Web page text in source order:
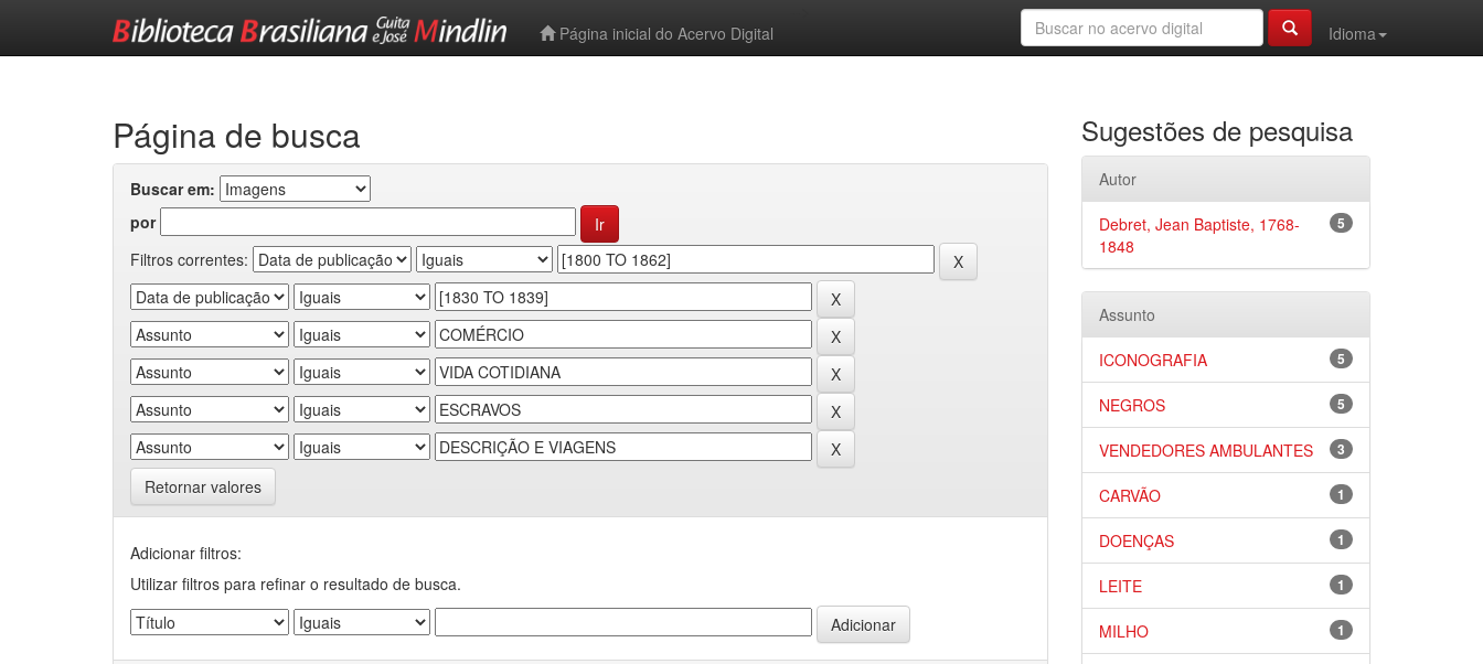
Página inicial do Acervo Digital
Idioma
Página de busca
Buscar em:
por
Filtros correntes:
Retornar valores
Adicionar filtros:
Utilizar filtros para refinar o resultado de busca.
Sugestões de pesquisa
Autor
5
Debret, Jean Baptiste, 1768-
1848
Assunto
5
ICONOGRAFIA
5
NEGROS
3
VENDEDORES AMBULANTES
1
CARVÃO
1
DOENÇAS
1
LEITE
1
MILHO